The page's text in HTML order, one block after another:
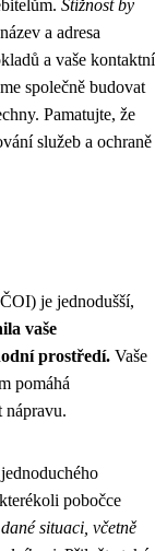
Stížnost by
a adresa
a vaše kontaktní
společně budovat
Pamatujte, že
služeb a ochraně
je jednodušší,
vaše
prostředí. Vaše
pomáhá
nápravu.
pobočce
situaci, včetně